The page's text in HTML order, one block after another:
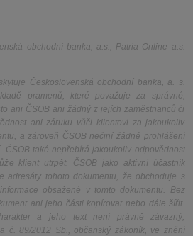
obchodní banka, a.s., Patria Online a.s.
Československá obchodní banka, a. s.
pramenů, které považuje za správné,
ani ČSOB ani žádný z jejích zaměstnanců či
ani záruku vůči klientovi za jakoukoliv
a zároveň ČSOB nečiní žádné prohlášení
také nepřebírá jakoukoliv odpovědnost
klient utrpět. ČSOB jako aktivní účastník
adresáty tohoto dokumentu, že obchoduje s
obsažené v tomto dokumentu. Bez
ani jeho části kopírovat nebo dále šířit.
a jeho text není právně závazný,
č. 89/2012 Sb., občanský zákoník, ve znění